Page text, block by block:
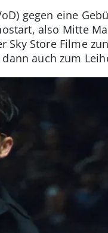
gegen eine
also Mitte
Sky Store Filme
auch zum